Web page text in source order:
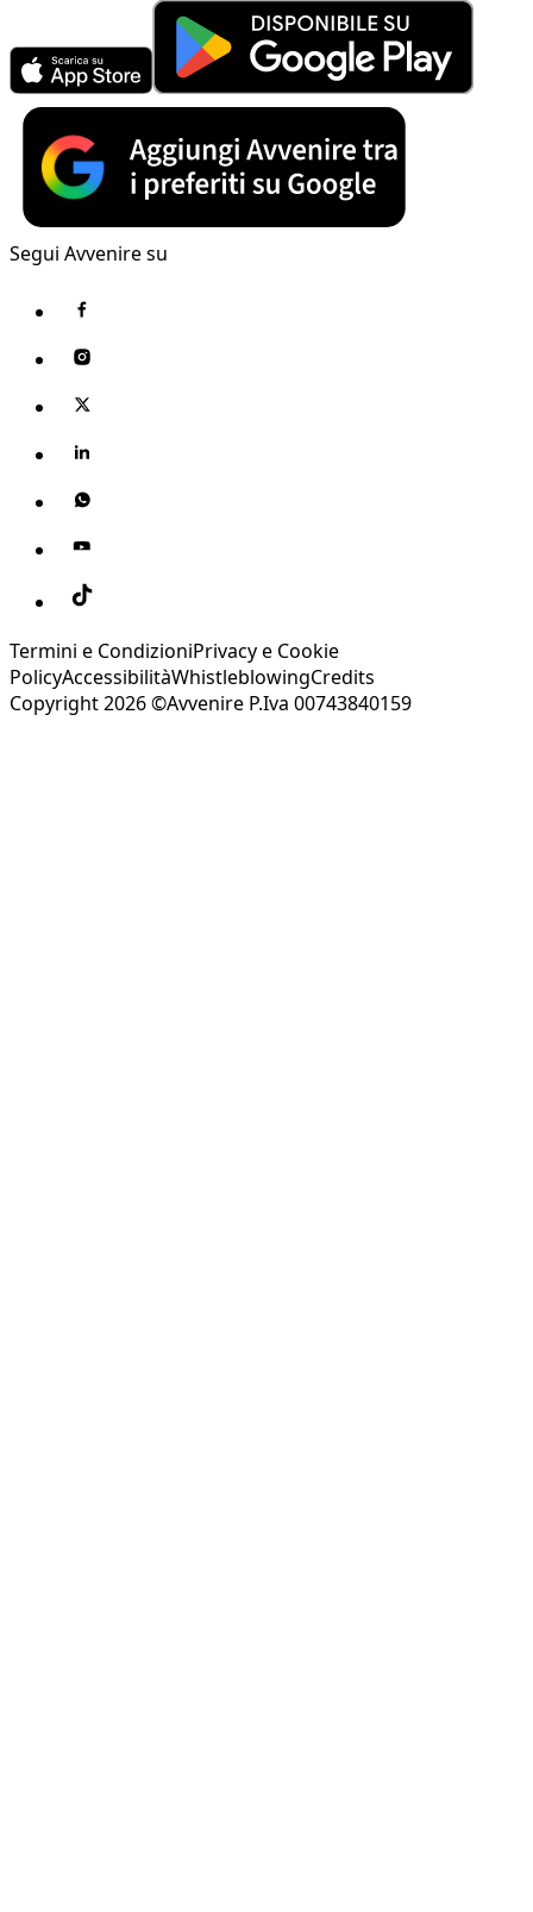
Segui Avvenire su
Termini e CondizioniPrivacy e Cookie
PolicyAccessibilitàWhistleblowingCredits
Copyright 2026 ©Avvenire P.Iva 00743840159